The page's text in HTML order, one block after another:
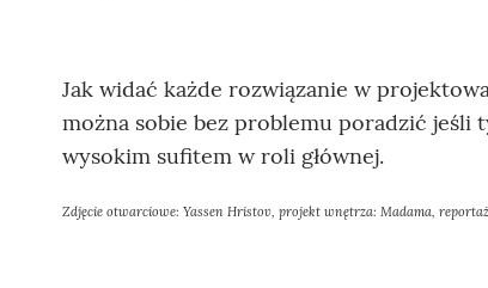
Jak widać każde rozwiązanie w
można sobie bez problemu poradzić jeśli
wysokim sufitem w roli głównej.
Zdjęcie otwarciowe: Yassen Hristov, projekt wnętrza: Madama,